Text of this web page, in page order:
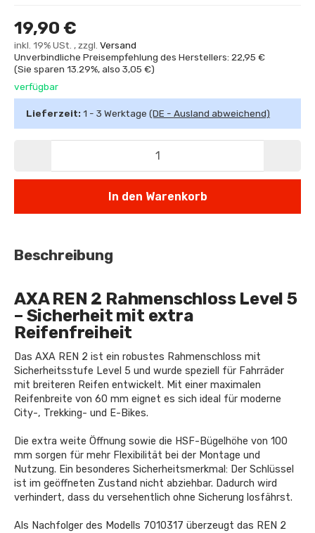
19,90 €
inkl. 19% USt. , zzgl. Versand
Unverbindliche Preisempfehlung des Herstellers: 22,95 €
(Sie sparen 13.29%, also 3,05 €)
verfügbar
Lieferzeit: 1 - 3 Werktage (DE - Ausland abweichend)
In den Warenkorb
Beschreibung
AXA REN 2 Rahmenschloss Level 5
– Sicherheit mit extra
Reifenfreiheit
Das AXA REN 2 ist ein robustes Rahmenschloss mit
Sicherheitsstufe Level 5 und wurde speziell für Fahrräder
mit breiteren Reifen entwickelt. Mit einer maximalen
Reifenbreite von 60 mm eignet es sich ideal für moderne
City-, Trekking- und E-Bikes.
Die extra weite Öffnung sowie die HSF-Bügelhöhe von 100
mm sorgen für mehr Flexibilität bei der Montage und
Nutzung. Ein besonderes Sicherheitsmerkmal: Der Schlüssel
ist im geöffneten Zustand nicht abziehbar. Dadurch wird
verhindert, dass du versehentlich ohne Sicherung losfährst.
Als Nachfolger des Modells 7010317 überzeugt das REN 2